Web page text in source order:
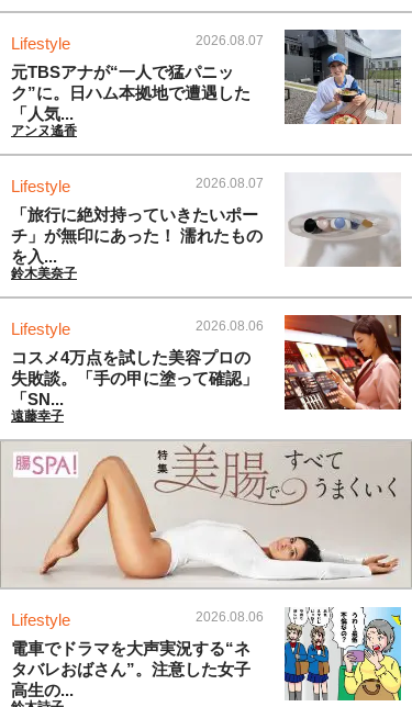
Lifestyle 2026.08.07
元TBSアナが“一人で猛パニッ
ク”に。日ハム本拠地で遭遇した
「人気...
アンヌ遙香
Lifestyle 2026.08.07
「旅行に絶対持っていきたいポー
チ」が無印にあった！ 濡れたもの
を入...
鈴木美奈子
Lifestyle 2026.08.06
コスメ4万点を試した美容プロの
失敗談。「手の甲に塗って確認」
「SN...
遠藤幸子
Lifestyle 2026.08.06
電車でドラマを大声実況する“ネ
タバレおばさん”。注意した女子
高生の...